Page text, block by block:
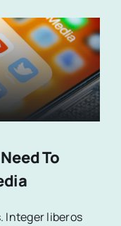
To
Integer liberos